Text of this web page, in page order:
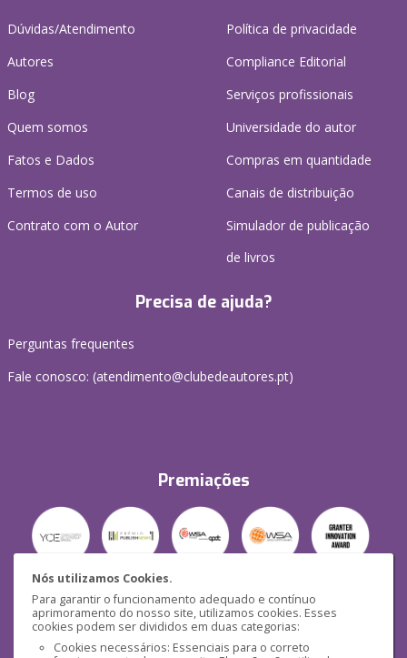
Nós utilizamos Cookies.
Para garantir o funcionamento adequado e contínuo
aprimoramento do nosso site, utilizamos cookies. Esses
cookies podem ser divididos em duas categorias:
Cookies necessários: Essenciais para o correto
Dúvidas/Atendimento
Autores
Blog
Quem somos
Fatos e Dados
Termos de uso
Contrato com o Autor
Política de privacidade
Compliance Editorial
Serviços profissionais
Universidade do autor
Compras em quantidade
Canais de distribuição
Simulador de publicação
de livros
Precisa de ajuda?
Perguntas frequentes
Fale conosco: (atendimento@clubedeautores.pt)
Premiações
Segurança